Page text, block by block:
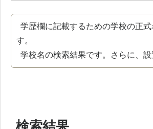
学歴欄に記載するための学校の正
す。
学校名の検索結果です。さらに、
検索結果